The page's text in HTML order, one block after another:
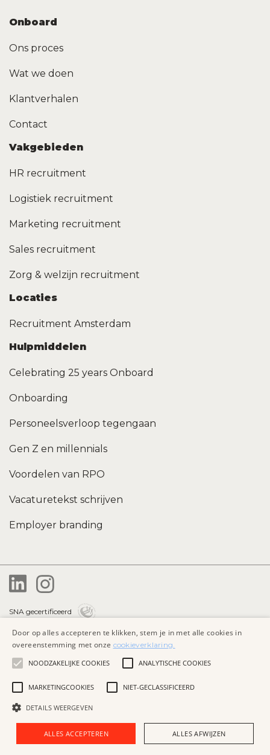
Onboard
Ons proces
Wat we doen
Klantverhalen
Contact
Vakgebieden
HR recruitment
Logistiek recruitment
Marketing recruitment
Sales recruitment
Zorg & welzijn recruitment
Locaties
Recruitment Amsterdam
Hulpmiddelen
Celebrating 25 years Onboard
Onboarding
Personeelsverloop tegengaan
Gen Z en millennials
Voordelen van RPO
Vacaturetekst schrijven
Employer branding
SNA gecertificeerd
Privacybeleid
Cookieverklaring
Website by
Door op alles accepteren te klikken, stem je in met alle cookies in
overeenstemming met onze cookieverklaring.
NOODZAKELIJKE COOKIES
ANALYTISCHE COOKIES
MARKETINGCOOKIES NIET-GECLASSIFICEERD
DETAILS WEERGEVEN
ALLES ACCEPTEREN ALLES AFWIJZEN